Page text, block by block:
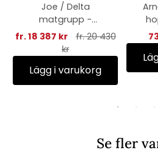
Joe / Delta
matgrupp -
teak/natur
fr. 18 387 kr
fr. 20 430
kr
Lägg i varukorg
Se fler